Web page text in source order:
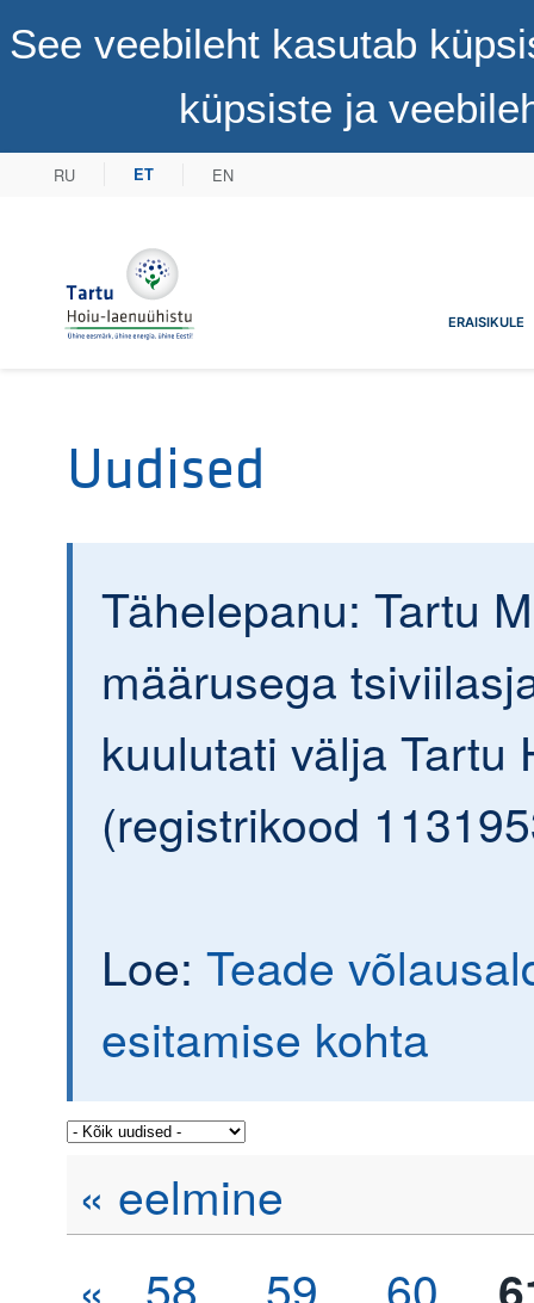
See veebileht kasutab
küpsiste ja
RU ET EN
Tartu Hoiu-laenuühistuERAISIKULE
Uudised
Tähelepanu: Tartu
määrusega
kuulutati välja Tartu
(registrikood
Loe: Teade
esitamise kohta
« eelmine
«
58 59 60